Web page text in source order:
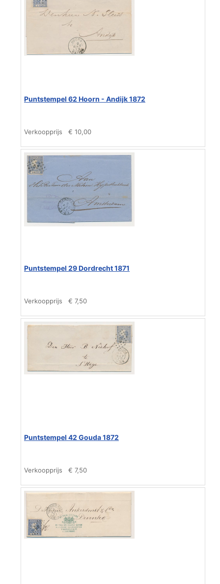
Puntstempel 62 Hoorn - Andijk 1872
Verkoopprijs € 10,00
Puntstempel 29 Dordrecht 1871
Verkoopprijs € 7,50
Puntstempel 42 Gouda 1872
Verkoopprijs € 7,50